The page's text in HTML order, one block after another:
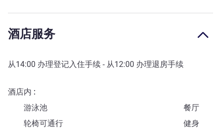
酒店服务
从14:00 办理登记入住手续 - 从12:00 办理退房手续
酒店内
游泳池
餐厅
轮椅可通行
健身